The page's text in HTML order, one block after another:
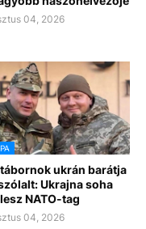
04, 2026
ukrán barátja
Ukrajna soha
NATO-tag
04, 2026